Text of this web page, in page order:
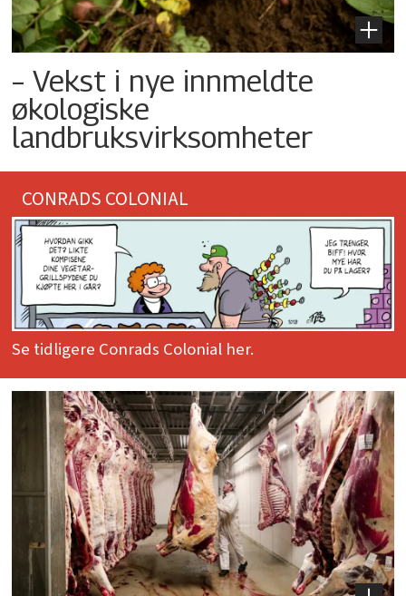
– Vekst i nye innmeldte
økologiske
landbruksvirksomheter
CONRADS COLONIAL
Se tidligere Conrads Colonial her.